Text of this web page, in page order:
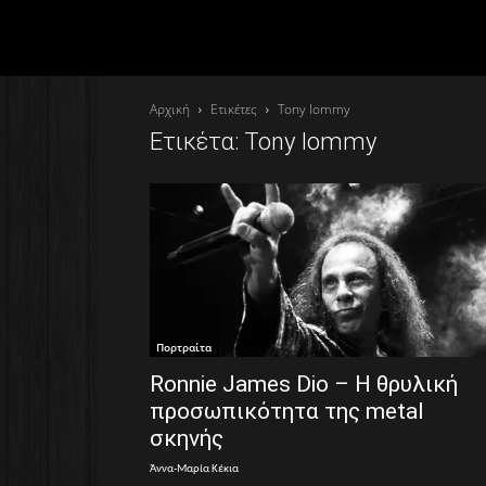
Αρχική Ετικέτες Tony Iommy
Ετικέτα: Tony Iommy
Πορτραίτα
Ronnie James Dio – Η θρυλική
προσωπικότητα της metal
σκηνής
Άννα-Μαρία Κέκια